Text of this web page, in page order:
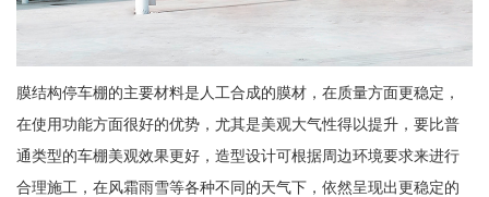
膜结构停车棚的主要材料是人工合成的膜材，在质量方面更稳定，
在使用功能方面很好的优势，尤其是美观大气性得以提升，要比普
通类型的车棚美观效果更好，造型设计可根据周边环境要求来进行
合理施工，在风霜雨雪等各种不同的天气下，依然呈现出更稳定的